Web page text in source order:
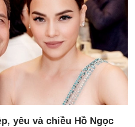
yêu và chiều Hồ Ngọc